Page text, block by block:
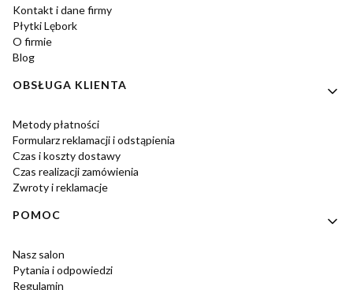
Kontakt i dane firmy
Płytki Lębork
O firmie
Blog
OBSŁUGA KLIENTA
Metody płatności
Formularz reklamacji i odstąpienia
Czas i koszty dostawy
Czas realizacji zamówienia
Zwroty i reklamacje
POMOC
Nasz salon
Pytania i odpowiedzi
Regulamin